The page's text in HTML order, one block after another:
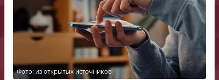
Фото: из открытых источников